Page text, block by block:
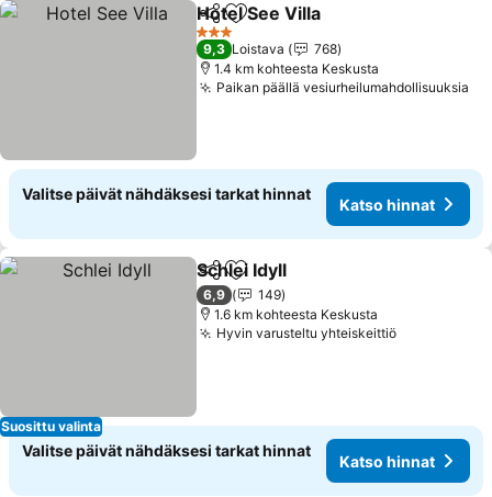
Jaa Lisää suosikkeihin
Hotel See Villa
3 Tähtiluokitus
9,3 Loistava
768
1.4 km kohteesta Keskusta
Paikan päällä vesiurheilumahdollisuuksia
Valitse päivät nähdäksesi tarkat hinnat
Katso hinnat
Suosittu valinta
Jaa Lisää suosikkeihin
Schlei Idyll
6,9
149
1.6 km kohteesta Keskusta
Hyvin varusteltu yhteiskeittiöKatso
Valitse päivät nähdäksesi tarkat hinnat
Katso hinnat